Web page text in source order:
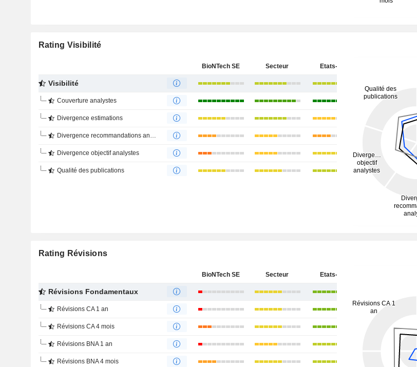
Rating Visibilité
BioNTech SE Secteur Etats-Unis
Visibilité
Couverture analystes
Divergence estimations
Divergence recommandations analystes
Divergence objectif analystes
Qualité des publications
Rating Révisions
BioNTech SE Secteur Etats-Unis
Révisions Fondamentaux
Révisions CA 1 an
Révisions CA 4 mois
Révisions BNA 1 an
Révisions BNA 4 mois